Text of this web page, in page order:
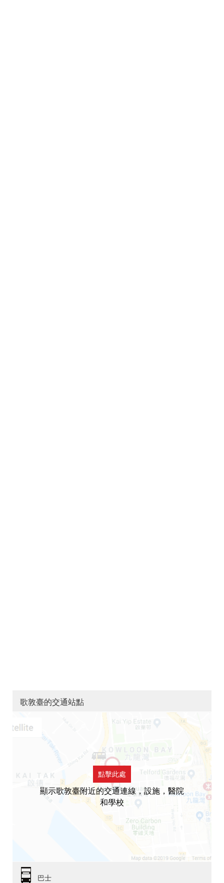
歌敦臺的交通站點
點擊此處
顯示歌敦臺附近的交通連線，設施，醫院
和學校
巴士